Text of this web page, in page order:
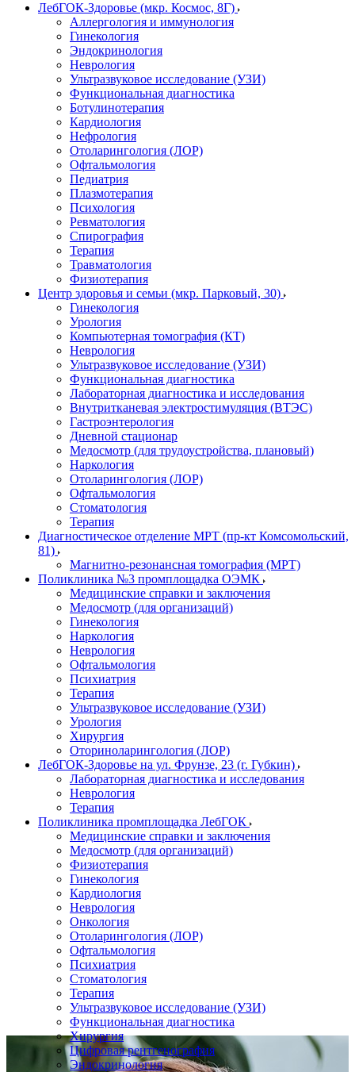
ЛебГОК-Здоровье (мкр. Космос, 8Г)
Аллергология и иммунология
Гинекология
Эндокринология
Неврология
Ультразвуковое исследование (УЗИ)
Функциональная диагностика
Ботулинотерапия
Кардиология
Нефрология
Отоларингология (ЛОР)
Офтальмология
Педиатрия
Плазмотерапия
Психология
Ревматология
Спирография
Терапия
Травматология
Физиотерапия
Центр здоровья и семьи (мкр. Парковый, 30)
Гинекология
Урология
Компьютерная томография (КТ)
Неврология
Ультразвуковое исследование (УЗИ)
Функциональная диагностика
Лабораторная диагностика и исследования
Внутритканевая электростимуляция (ВТЭС)
Гастроэнтерология
Дневной стационар
Медосмотр (для трудоустройства, плановый)
Наркология
Отоларингология (ЛОР)
Офтальмология
Стоматология
Терапия
Диагностическое отделение МРТ (пр-кт Комсомольский,
81)
Магнитно-резонансная томография (МРТ)
Поликлиника №3 промплощадка ОЭМК
Медицинские справки и заключения
Медосмотр (для организаций)
Гинекология
Наркология
Неврология
Офтальмология
Психиатрия
Терапия
Ультразвуковое исследование (УЗИ)
Урология
Хирургия
Оториноларингология (ЛОР)
ЛебГОК-Здоровье на ул. Фрунзе, 23 (г. Губкин)
Лабораторная диагностика и исследования
Неврология
Терапия
Поликлиника промплощадка ЛебГОК
Медицинские справки и заключения
Медосмотр (для организаций)
Физиотерапия
Гинекология
Кардиология
Неврология
Онкология
Отоларингология (ЛОР)
Офтальмология
Психиатрия
Стоматология
Терапия
Ультразвуковое исследование (УЗИ)
Функциональная диагностика
Хирургия
Цифровая рентгенография
Эндокринология